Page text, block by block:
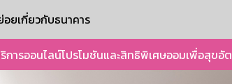
อยเกี่ยวกับธนาคาร
การออนไลน์โปรโมชันและสิทธิพิเศษออมเพื่อสุขอั